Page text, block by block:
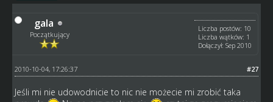
gala
Początkujący
Liczba postów: 10
Liczba wątków: 1
Dołączył: Sep 2010
#27
2010-10-04, 17:26:37
Jeśli mi nie udowodnicie to nic nie możecie mi zrobić taka